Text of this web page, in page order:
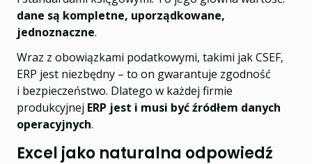
dane są kompletne, uporządkowane,
jednoznaczne.
Wraz z obowiązkami podatkowymi, takimi jak CSEF,
ERP jest niezbędny – to on gwarantuje zgodność
i bezpieczeństwo. Dlatego w każdej firmie
produkcyjnej ERP jest i musi być źródłem danych
operacyjnych.
Excel jako naturalna odpowiedź